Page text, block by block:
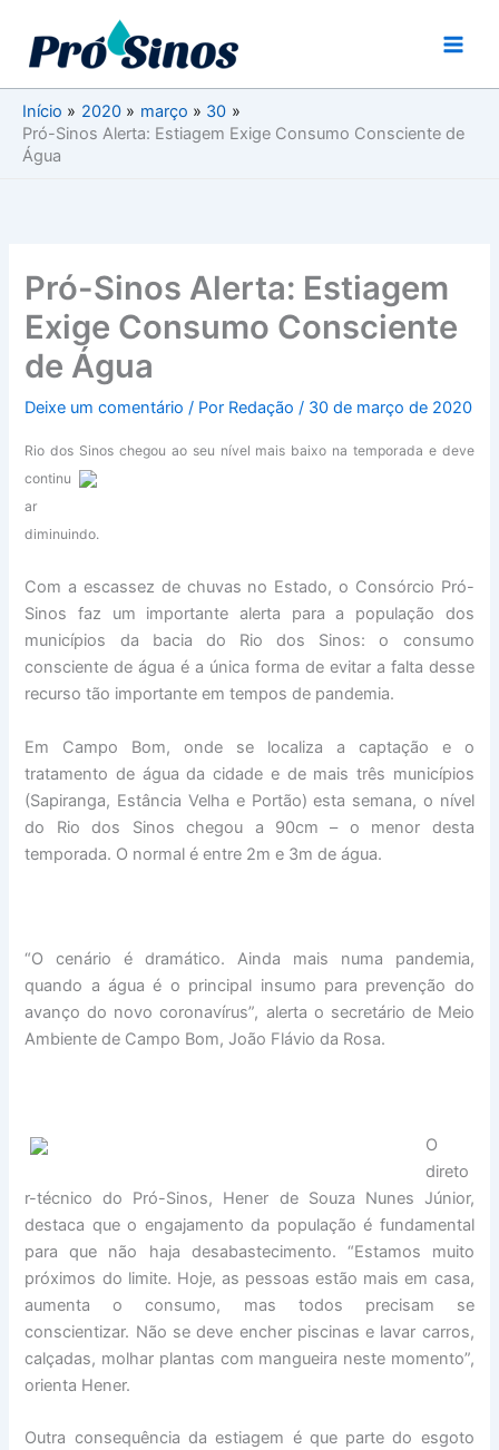
conteúdo
Início
2020 março
30
Pró-Sinos Alerta: Estiagem Exige Consumo Consciente de
Água
Pró-Sinos Alerta: Estiagem
Exige Consumo Consciente
de Água
Deixe um comentário / Por Redação/ 30 de março de 2020
Rio dos Sinos chegou ao seu nível mais baixo na temporada e deve
continu
ar
diminuindo.
Com a escassez de chuvas no Estado, o Consórcio Pró-
Sinos faz um importante alerta para a população dos
municípios da bacia do Rio dos Sinos: o consumo
consciente de água é a única forma de evitar a falta desse
recurso tão importante em tempos de pandemia.
Em Campo Bom, onde se localiza a captação e o
tratamento de água da cidade e de mais três municípios
(Sapiranga, Estância Velha e Portão) esta semana, o nível
do Rio dos Sinos chegou a 90cm – o menor desta
temporada. O normal é entre 2m e 3m de água.
“O cenário é dramático. Ainda mais numa pandemia,
quando a água é o principal insumo para prevenção do
avanço do novo coronavírus”, alerta o secretário de Meio
Ambiente de Campo Bom, João Flávio da Rosa.
O
direto
r-técnico do Pró-Sinos, Hener de Souza Nunes Júnior,
destaca que o engajamento da população é fundamental
para que não haja desabastecimento. “Estamos muito
próximos do limite. Hoje, as pessoas estão mais em casa,
aumenta o consumo, mas todos precisam se
conscientizar. Não se deve encher piscinas e lavar carros,
calçadas, molhar plantas com mangueira neste momento”,
orienta Hener.
Outra consequência da estiagem é que parte do esgoto